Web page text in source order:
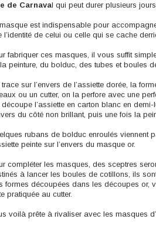
de Carnaval qui peut durer plusieurs
est indispensable pour
l’identité de celui ou celle qui se cache
fabriquer ces masques, il vous suffit
peinture, du bolduc, des tubes et boules
sur l’envers de l’assiette dorée, la
ou un cutter, on la perfore avec une
l’assiette en carton blanc en
du côté non brillant, puis une fois la
rubans de bolduc enroulés viennent
peinte sur l’envers du masque or.
compléter les masques, des sceptres
à lancer les boules de cotillons, ils
formes découpées dans les découpes or,
pratiquée au cutter.
voilà prête à rivaliser avec les masques